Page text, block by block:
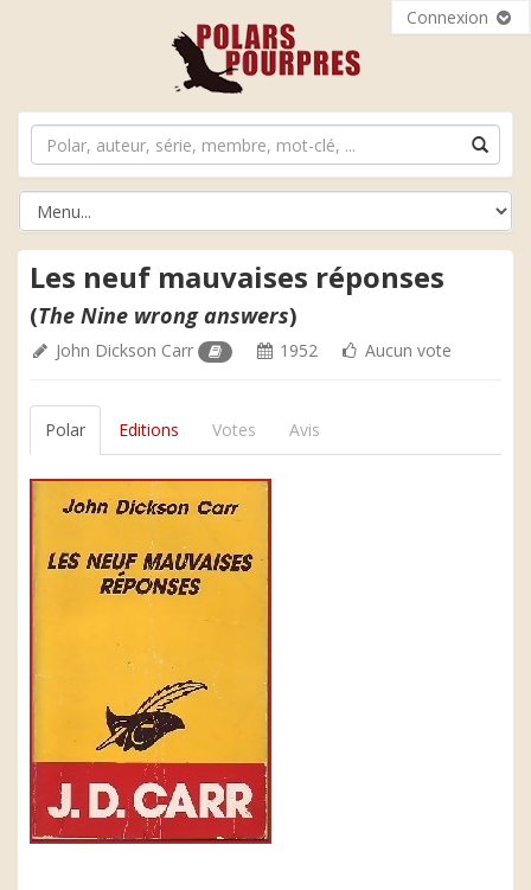
Connexion
Les neuf mauvaises réponses
(The Nine wrong answers)
John Dickson Carr 1952 Aucun vote
Polar Editions Votes Avis